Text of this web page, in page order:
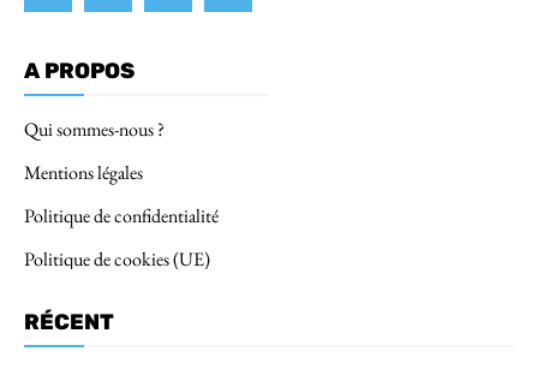
A PROPOS
Qui sommes-nous ?
Mentions légales
Politique de confidentialité
Politique de cookies (UE)
RÉCENT